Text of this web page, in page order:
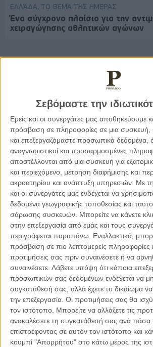
Σεβόμαστε την
Εμείς και οι συνεργάτες μας αποθηκεύουμε
πρόσβαση σε πληροφορίες σε μια
και επεξεργαζόμαστε προσωπικά δεδομένα,
αναγνωριστικοί και προσαρμοσμένες
αποστέλλονται από μια συσκευή για
και περιεχόμενο, μέτρηση διαφήμισης και
ακροατηρίου και ανάπτυξη υπηρεσιών. Με
και οι συνεργάτες μας ενδέχεται να
δεδομένα γεωγραφικής τοποθεσίας και
σάρωσης συσκευών. Μπορείτε να κάνετε
στην επεξεργασία από εμάς και τους
περιγράφεται παραπάνω. Εναλλακτικά,
πρόσβαση σε πιο λεπτομερείς πληροφορίες
προτιμήσεις σας πριν συναινέσετε ή να
συναινέσετε. Λάβετε υπόψη ότι κάποια
προσωπικών σας δεδομένων ενδέχεται να
συγκατάθεσή σας, αλλά έχετε το δικαίωμα
την επεξεργασία. Οι προτιμήσεις σας θα
τον ιστότοπο. Μπορείτε να αλλάξετε τις
ανακαλέσετε τη συγκατάθεσή σας ανά πάσα
επιστρέφοντας σε αυτόν τον ιστότοπο και
κουμπί "Απορρήτου" στο κάτω μέρος της
ΕΛΛΆΔΑ, ΤΟ ΘΈΜΑ ΤΗΣ ΗΜΈΡΑΣ
Ένα σύγχρονο πλαίσιο για την
χειραγώγησης αθλητικών αγώνων
Κέλλυ Καμπάκη
Κέλλυ Καμπάκη: Η
γράφει για την
της”
Γιάννης Πανούσης
Οι μόνοι αθώοι
Αντώνιος Ντακανάλης
Τέμπη: Η Κορυφή
μιας Κοινωνίας που
Γιάννης Πανούσης
Μικροδιάβολοι ή
εγκληματίες; –
στο Propago του